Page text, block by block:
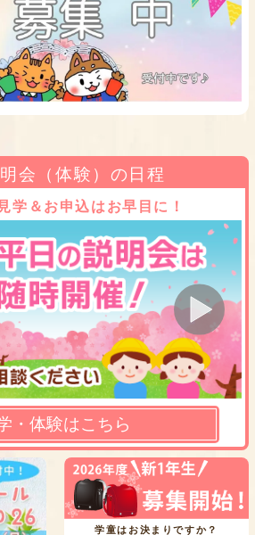
会（体験）の日程
学＆お申込はお早目に！
・体験はこちら
学童はお決まりですか？